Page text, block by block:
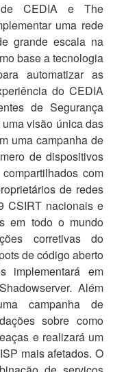
CEDIA e The
uma rede
grande escala na
base a tecnologia
automatizar as
do CEDIA
de Segurança
visão única das
uma campanha de
de dispositivos
com
de redes
CSIRT nacionais e
em todo o mundo
corretivas do
de código aberto
implementará em
Além
campanha de
sobre como
e realizará um
mais afetados. O